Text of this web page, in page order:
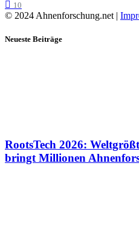
10
© 2024 Ahnenforschung.net |
Neueste Beiträge
RootsTech 2026:
bringt Millionen